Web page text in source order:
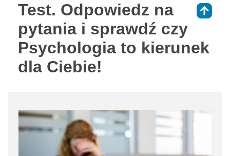
Test. Odpowiedz na
pytania i sprawdź czy
Psychologia to kierunek
dla Ciebie!